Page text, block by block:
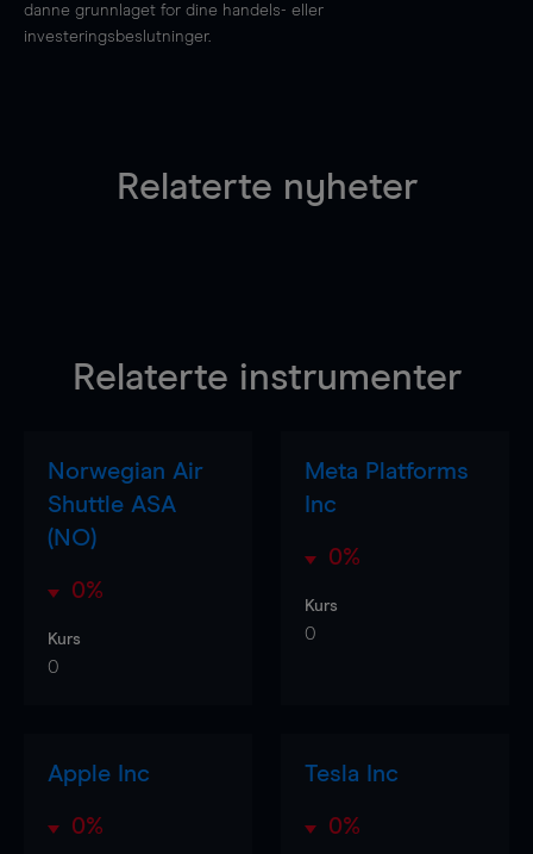
danne grunnlaget for dine handels- eller
investeringsbeslutninger.
Relaterte nyheter
Relaterte instrumenter
Norwegian Air
Shuttle ASA
(NO)
0%
Kurs
0
Meta Platforms
Inc
0%
Kurs
0
Apple Inc
0%
Tesla Inc
0%